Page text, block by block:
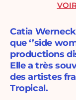
Catia
que ‘’side
productions
Elle a très
des artistes
Tropical.